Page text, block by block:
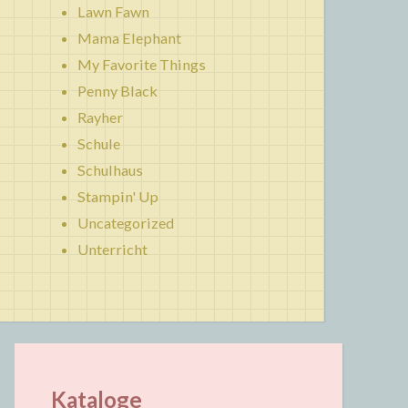
Lawn Fawn
Mama Elephant
My Favorite Things
Penny Black
Rayher
Schule
Schulhaus
Stampin' Up
Uncategorized
Unterricht
Kataloge